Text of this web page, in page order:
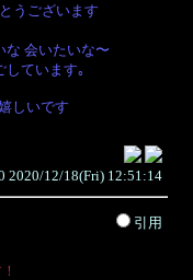
うございます
な 会いたいな〜
しています｡
しいです
2020/12/18(Fri) 12:51:14
引用